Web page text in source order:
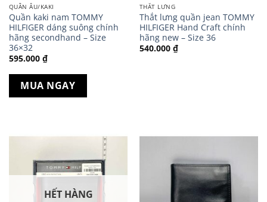
QUẦN ÂU/KAKI
Quần kaki nam TOMMY
HILFIGER dáng suông chính
hãng secondhand – Size
36×32
595.000 ₫
MUA NGAY
THẮT LƯNG
Thắt lưng quần jean TOMMY
HILFIGER Hand Craft chính
hãng new – Size 36
540.000 ₫
HẾT HÀNG